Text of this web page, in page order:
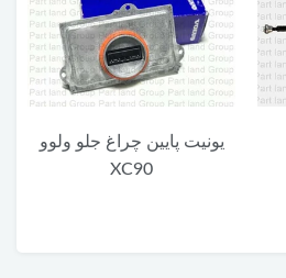
یونیت پایین چراغ جلو ولوو
XC90